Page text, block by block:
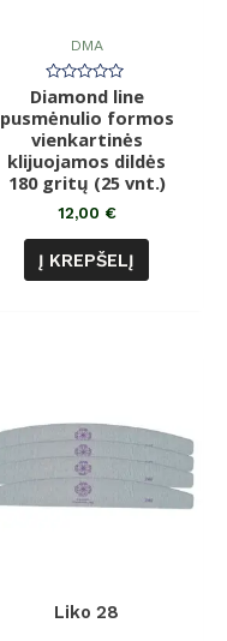
DMA
Įvertinimas:
0
iš
5
Diamond line
pusmėnulio formos
vienkartinės
klijuojamos dildės
180 gritų (25 vnt.)
12,00 €
Į KREPŠELĮ
Liko 28